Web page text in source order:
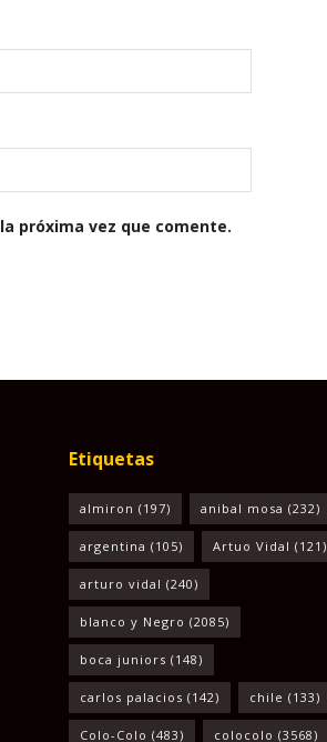
próxima vez que comente.
Etiquetas
almiron (197) anibal mosa (232)
argentina (105) Artuo Vidal (121)
arturo vidal (240)
blanco y Negro (2085)
boca juniors (148)
carlos palacios (142) chile (133)
Colo-Colo (483) colocolo (3568)